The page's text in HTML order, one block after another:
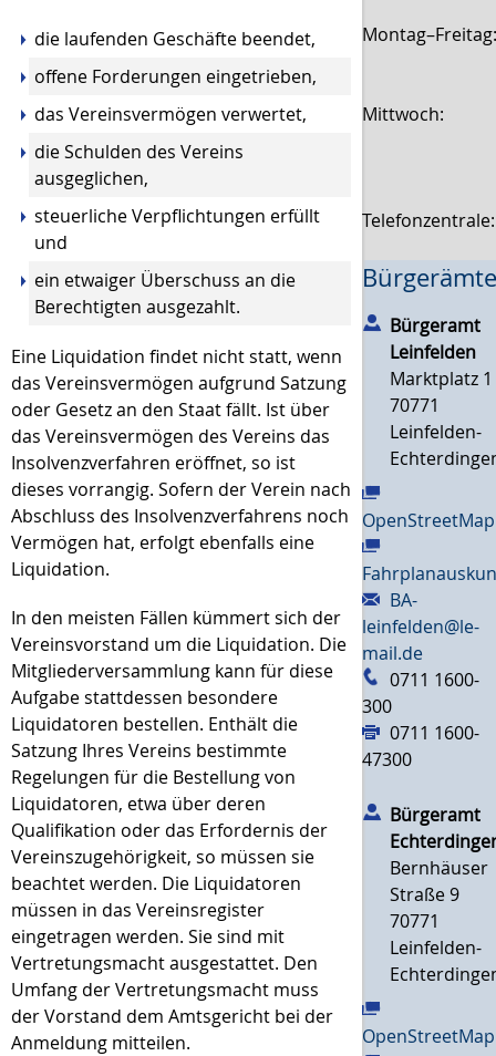
die laufenden Geschäfte beendet,
offene Forderungen eingetrieben,
das Vereinsvermögen verwertet,
die Schulden des Vereins
ausgeglichen,
steuerliche Verpflichtungen erfüllt
und
ein etwaiger Überschuss an die
Berechtigten ausgezahlt.
Eine Liquidation findet nicht statt, wenn
das Vereinsvermögen aufgrund Satzung
oder Gesetz an den Staat fällt. Ist über
das Vereinsvermögen des Vereins das
Insolvenzverfahren eröffnet, so ist
dieses vorrangig. Sofern der Verein nach
Abschluss des Insolvenzverfahrens noch
Vermögen hat, erfolgt ebenfalls eine
Liquidation.
In den meisten Fällen kümmert sich der
Vereinsvorstand um die Liquidation. Die
Mitgliederversammlung kann für diese
Aufgabe stattdessen besondere
Liquidatoren bestellen. Enthält die
Satzung Ihres Vereins bestimmte
Regelungen für die Bestellung von
Liquidatoren, etwa über deren
Qualifikation oder das Erfordernis der
Vereinszugehörigkeit, so müssen sie
beachtet werden. Die Liquidatoren
müssen in das Vereinsregister
eingetragen werden. Sie sind mit
Vertretungsmacht ausgestattet. Den
Umfang der Vertretungsmacht muss
der Vorstand dem Amtsgericht bei der
Anmeldung mitteilen.
Mittwoch:
Bürgeramt
Leinfelden
Marktplatz 1
70771
Leinfelden-
OpenStreetMap
BA-
leinfelden@le-
mail.de
0711 1600-
300
0711 1600-
47300
Bürgeramt
Bernhäuser
Straße 9
70771
Leinfelden-
OpenStreetMap